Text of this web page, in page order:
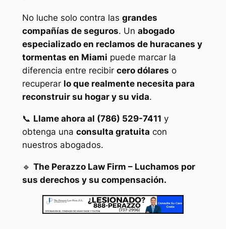
No luche solo contra las grandes
compañías de seguros. Un abogado
especializado en reclamos de huracanes y
tormentas en Miami puede marcar la
diferencia entre recibir cero dólares o
recuperar lo que realmente necesita para
reconstruir su hogar y su vida.
📞 Llame ahora al (786) 529-7411 y
obtenga una consulta gratuita con
nuestros abogados.
🔹 The Perazzo Law Firm – Luchamos por
sus derechos y su compensación.